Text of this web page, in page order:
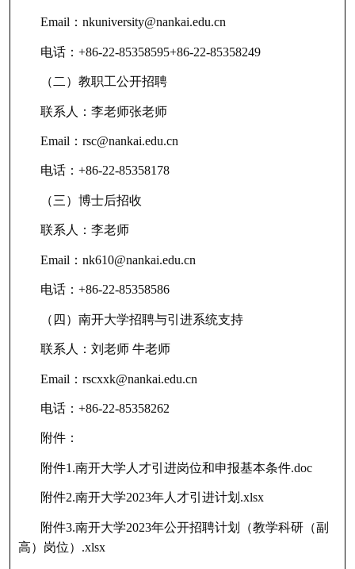
Email：nkuniversity@nankai.edu.cn
电话：+86-22-85358595+86-22-85358249
（二）教职工公开招聘
联系人：李老师张老师
Email：rsc@nankai.edu.cn
电话：+86-22-85358178
（三）博士后招收
联系人：李老师
Email：nk610@nankai.edu.cn
电话：+86-22-85358586
（四）南开大学招聘与引进系统支持
联系人：刘老师 牛老师
Email：rscxxk@nankai.edu.cn
电话：+86-22-85358262
附件：
附件1.南开大学人才引进岗位和申报基本条件.doc
附件2.南开大学2023年人才引进计划.xlsx
附件3.南开大学2023年公开招聘计划（教学科研（副
高）岗位）.xlsx